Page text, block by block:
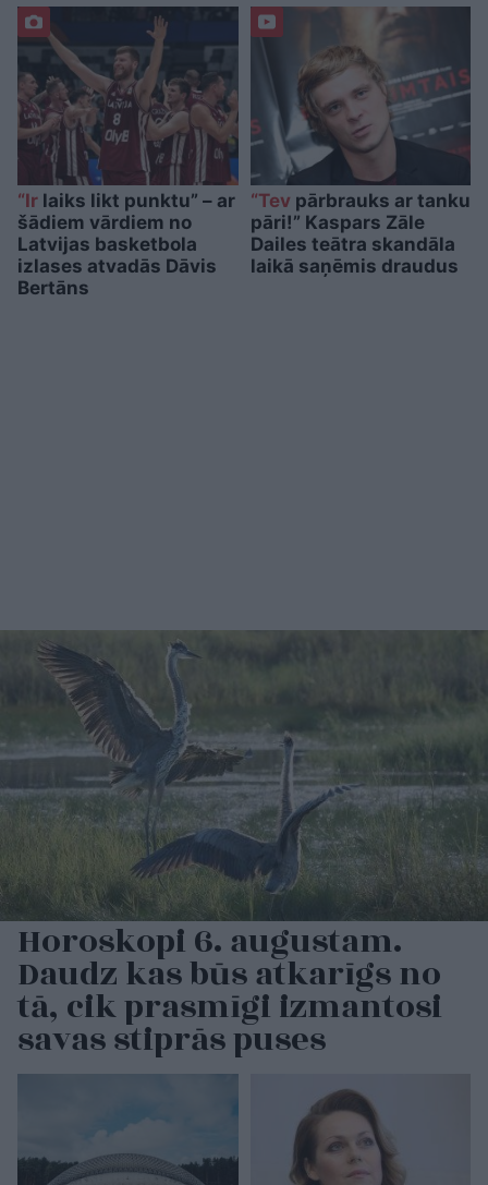
“Ir laiks likt punktu” – ar
šādiem vārdiem no
Latvijas basketbola
izlases atvadās Dāvis
Bertāns
“Tev pārbrauks ar tanku
pāri!” Kaspars Zāle
Dailes teātra skandāla
laikā saņēmis draudus
Horoskopi 6. augustam.
Daudz kas būs atkarīgs no
tā, cik prasmīgi izmantosi
savas stiprās puses